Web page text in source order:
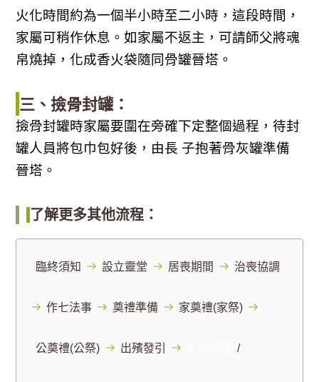
火化時間約為一個半小時至二小時，這段時間，
家屬可稍作休息。如家屬不返主，可請師父將魂
帛燒掉，化成香火袋隨同骨罐晉塔。
三、撿骨封罐：
撿骨封罐時家屬要圍在旁確下定整個過程，待封
罐人員將包巾包好後，由長 子抱著骨灰罐準備
晉塔。
了解更多其他流程：
臨終須知 設立靈堂 居喪期間 治喪協調
作七法事 奠禮準備 家奠禮(家祭)
公奠禮(公祭) 出殯發引 /